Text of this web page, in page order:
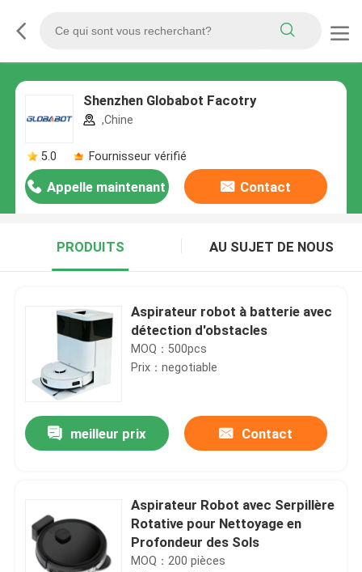
Shenzhen Globabot Facotry
,Chine
5.0 Fournisseur vérifié
Appelle maintenant Contact
PRODUITS AU SUJET DE NOUS
Aspirateur robot à batterie avec
détection d'obstacles
MOQ：500pcs
Prix：negotiable
meilleur prix Contact
Aspirateur Robot avec Serpillère
Rotative pour Nettoyage en
Profondeur des Sols
MOQ：200 pièces